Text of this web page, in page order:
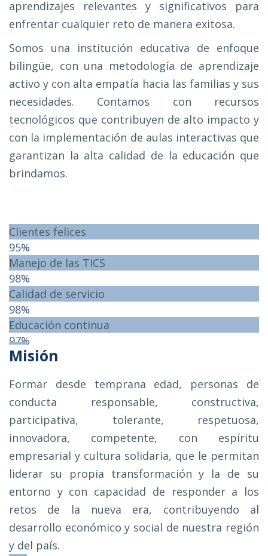
aprendizajes relevantes y significativos para
enfrentar cualquier reto de manera exitosa.
Somos una institución educativa de enfoque
bilingüe, con una metodología de aprendizaje
activo y con alta empatía hacia las familias y sus
necesidades. Contamos con recursos
tecnológicos que contribuyen de alto impacto y
con la implementación de aulas interactivas que
garantizan la alta calidad de la educación que
brindamos.
Clientes felices
95%
Manejo de las TICS
98%
Calidad de servicio
98%
Educación continua
97%
Misión
Formar desde temprana edad, personas de
conducta responsable, constructiva,
participativa, tolerante, respetuosa,
innovadora, competente, con espíritu
empresarial y cultura solidaria, que le permitan
liderar su propia transformación y la de su
entorno y con capacidad de responder a los
retos de la nueva era, contribuyendo al
desarrollo económico y social de nuestra región
y del país.